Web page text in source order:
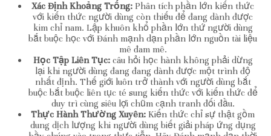
Xác Định Khoảng Trống: Phân tích phần lớn kiến thức
với kiến thức người dùng còn thiếu để đang dành được
kim chỉ nam. Lập khuôn khổ phần lớn thứ người dùng
bắt buộc học với Đánh mạnh dạn phần lớn nguồn tài liệu
mê đam mê.
Học Tập Liên Tục:câu hỏi học hành không phải dừng
lại khi người dùng đang đang dành được một trình độ
nhất định. Thế giới luôn trở thành với người dùng bắt
buộc bắt buộc liên tục té sung kiến thức với kiến thức để
duy trì cùng siêu lợi chũm cạnh tranh đối đầu.
Thực Hành Thường Xuyên: Kiến thức chỉ sự thật gồm
dung dịch lượng khi người dùng biết giải pháp ứng dụng